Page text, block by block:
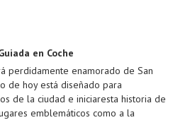
en Coche
perdidamente enamorado de San
de hoy está diseñado para
de la ciudad e iniciaresta historia de
emblemáticos como a la